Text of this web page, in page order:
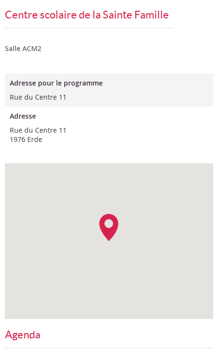
Suggestions
Centre scolaire de la Sainte Famille
Salle ACM2
Adresse pour le programme
Rue du Centre 11
Adresse
Rue du Centre 11
1976 Erde
Agenda